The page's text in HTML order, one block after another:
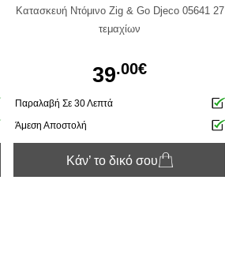
Κατασκευή Ντόμινο Zig & Go Djeco 05641 27
τεμαχίων
39.00€
Παραλαβή Σε 30 Λεπτά
Άμεση Αποστολή
Κάν’ το δικό σου